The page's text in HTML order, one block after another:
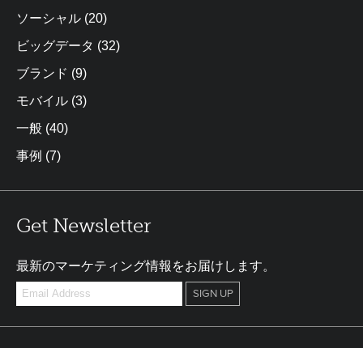
ソーシャル (20)
ビッグデータ (32)
ブランド (9)
モバイル (3)
一般 (40)
事例 (7)
Get Newsletter
最新のマーケティング情報をお届けします。